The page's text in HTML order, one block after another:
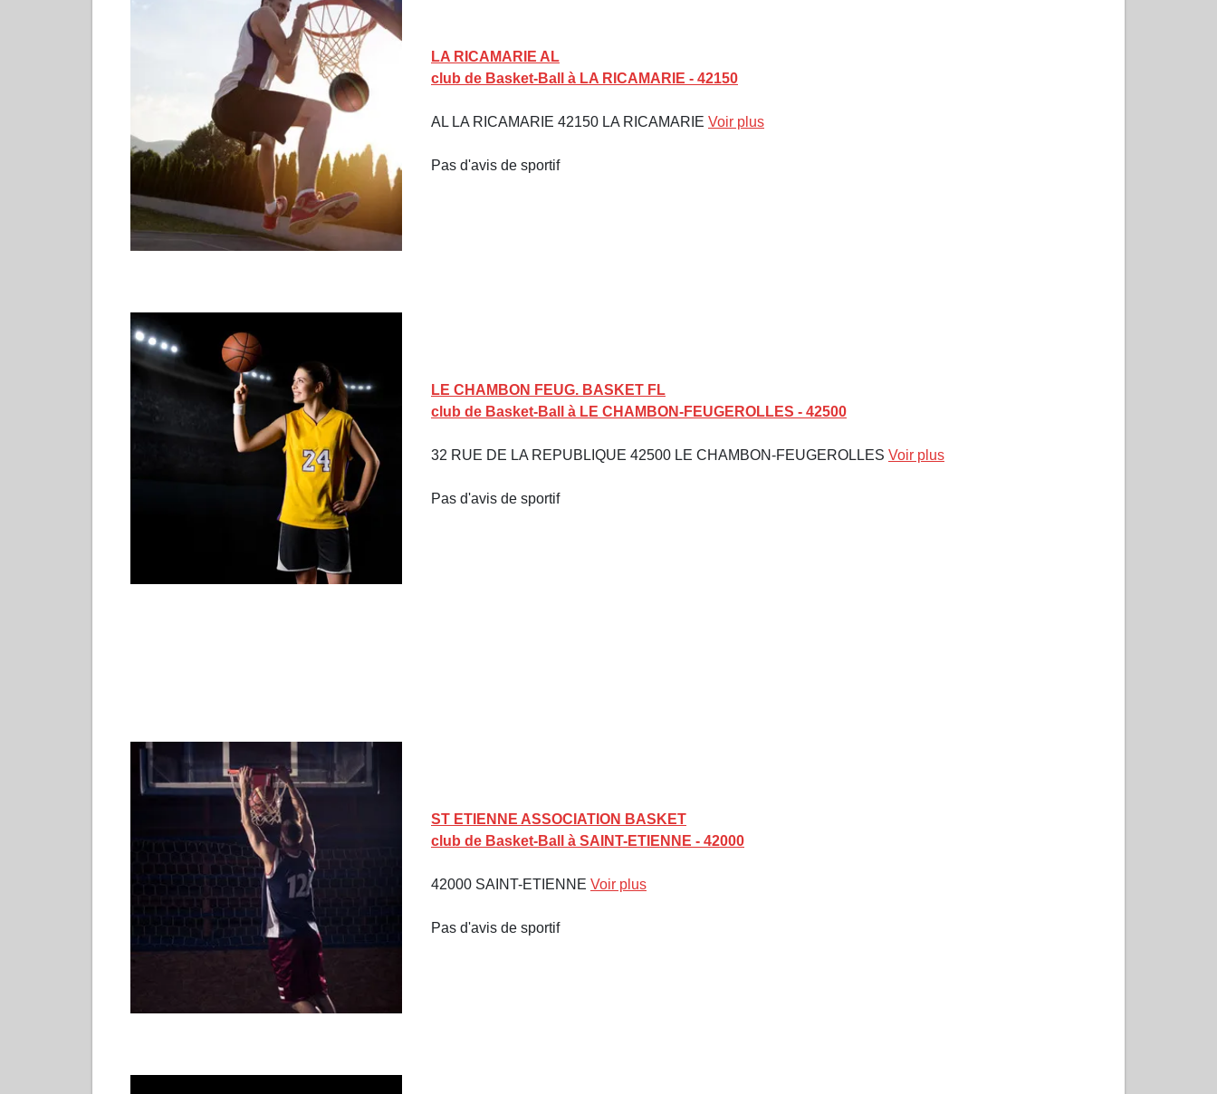
LA RICAMARIE AL
club de Basket-Ball à LA RICAMARIE - 42150
AL LA RICAMARIE 42150 LA RICAMARIE Voir plus
Pas d'avis de sportif
LE CHAMBON FEUG. BASKET FL
club de Basket-Ball à LE CHAMBON-FEUGEROLLES - 42500
32 RUE DE LA REPUBLIQUE 42500 LE CHAMBON-FEUGEROLLES Voir plus
Pas d'avis de sportif
ST ETIENNE ASSOCIATION BASKET
club de Basket-Ball à SAINT-ETIENNE - 42000
42000 SAINT-ETIENNE Voir plus
Pas d'avis de sportif